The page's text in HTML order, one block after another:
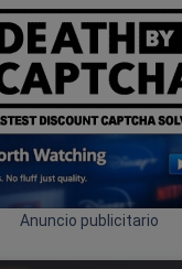
Anuncio publicitario